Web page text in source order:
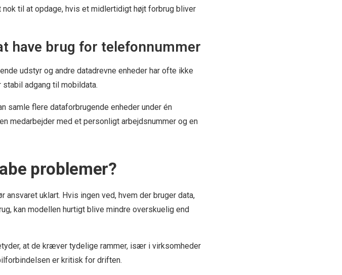
til at opdage, hvis et midlertidigt højt forbrug bliver
have brug for telefonnummer
udstyr og andre datadrevne enheder har ofte ikke
adgang til mobildata.
samle flere dataforbrugende enheder under én
medarbejder med et personligt arbejdsnummer og en
problemer?
uklart. Hvis ingen ved, hvem der bruger data,
kan modellen hurtigt blive mindre overskuelig end
at de kræver tydelige rammer, især i virksomheder
er kritisk for driften.